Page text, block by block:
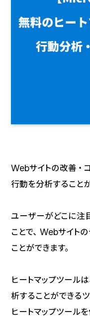
Webサイトの改善・
行動を分析すること
ユーザーがどこに注
ことで、Webサイト
ことができます。
ヒートマップツール
析することができるツ
ヒートマップツール